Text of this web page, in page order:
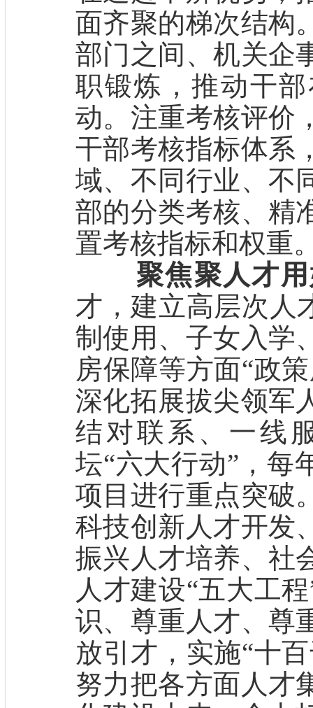
面齐聚的梯次结构
部门之间、机关企
职锻炼，推动干
动。注重考核评价
干部考核指标体系
域、不同行业、不
部的分类考核、精
置考核指标和权重
聚焦聚人才
才，建立高层次人
制使用、子女入学
房保障等方面“政
深化拓展拔尖领军
结对联系、一线
坛“六大行动”，每
项目进行重点突破
科技创新人才开发
振兴人才培养、社
人才建设“五大工
识、尊重人才、尊
放引才，实施“十
努力把各方面人才